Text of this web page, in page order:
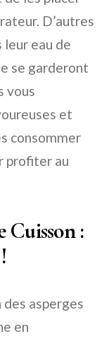
D’autres
eau de
se garderont
vous
et
consommer
profiter au
Cuisson :
des asperges
en